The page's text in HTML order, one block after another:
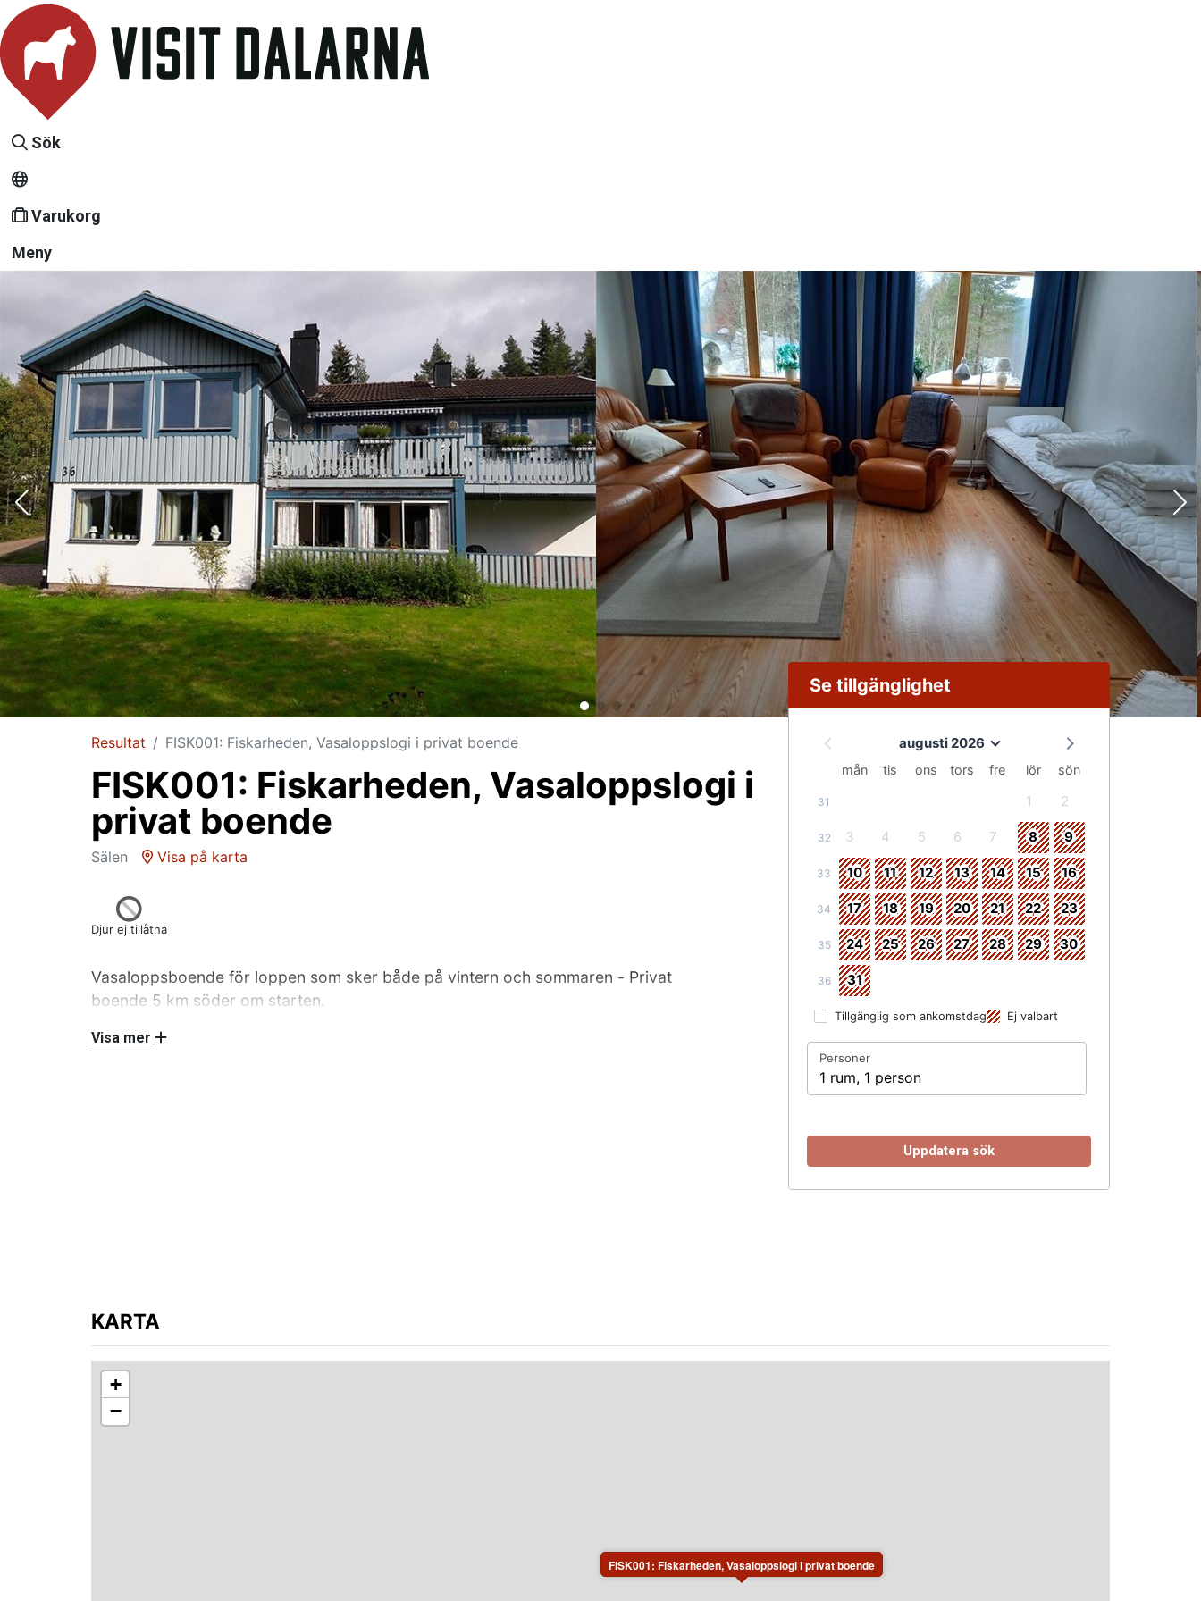
Sök
Varukorg
Meny
Resultat FISK001: Fiskarheden, Vasaloppslogi i privat boende
FISK001: Fiskarheden, Vasaloppslogi i
privat boende
Sälen Visa på karta
Djur ej tillåtna
Vasaloppsboende för loppen som sker både på vintern och sommaren - Privat
boende 5 km söder om starten.
Visa mer
Se tillgänglighet
augusti 2026
mån tis ons tors fre lör sön
31 1 2
32 3 4 5 6 7 8 9
33 10 11 12 13 14 15 16
34 17 18 19 20 21 22 23
35 24 25 26 27 28 29 30
36 31
Tillgänglig som ankomstdag Ej valbart
Personer
1 rum, 1 person
Uppdatera sök
KARTA
FISK001: Fiskarheden, Vasaloppslogi i privat boende
+
−